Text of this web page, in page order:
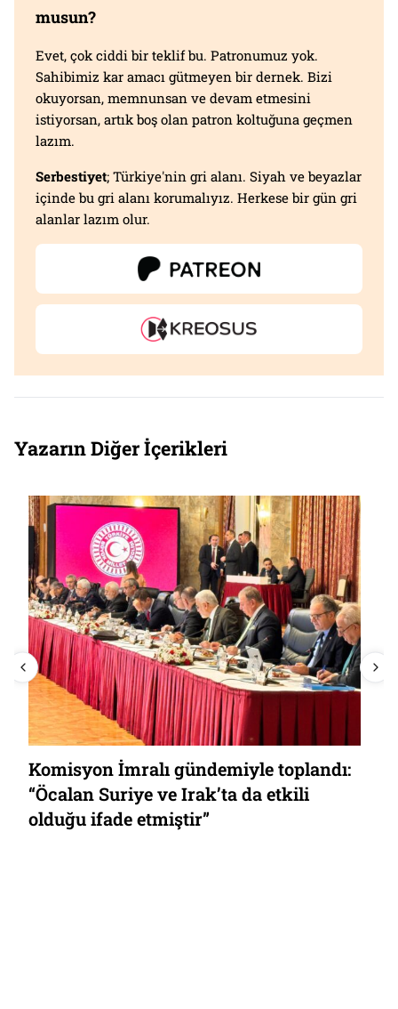
musun?
Evet, çok ciddi bir teklif bu. Patronumuz yok.
Sahibimiz kar amacı gütmeyen bir dernek. Bizi
okuyorsan, memnunsan ve devam etmesini
istiyorsan, artık boş olan patron koltuğuna geçmen
lazım.
Serbestiyet; Türkiye'nin gri alanı. Siyah ve beyazlar
içinde bu gri alanı korumalıyız. Herkese bir gün gri
alanlar lazım olur.
Yazarın Diğer İçerikleri
Komisyon İmralı gündemiyle toplandı:
“Öcalan Suriye ve Irak’ta da etkili
olduğu ifade etmiştir”